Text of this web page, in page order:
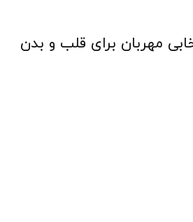
مهربان برای قلب و بدن